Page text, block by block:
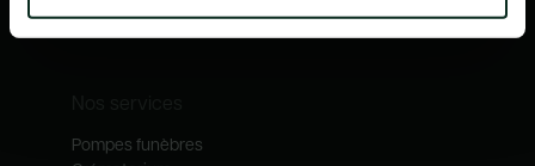
Nos métiers
Pompes funèbres